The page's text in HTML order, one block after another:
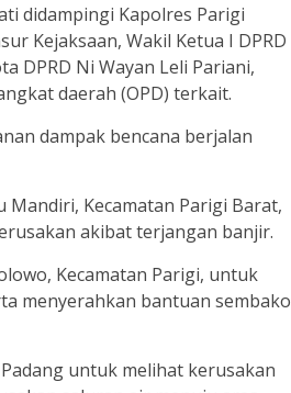
didampingi Kapolres Parigi
Kejaksaan, Wakil Ketua I DPRD
DPRD Ni Wayan Leli Pariani,
daerah (OPD) terkait.
dampak bencana berjalan
Kecamatan Parigi Barat,
akibat terjangan banjir.
Kecamatan Parigi, untuk
menyerahkan bantuan sembako
untuk melihat kerusakan